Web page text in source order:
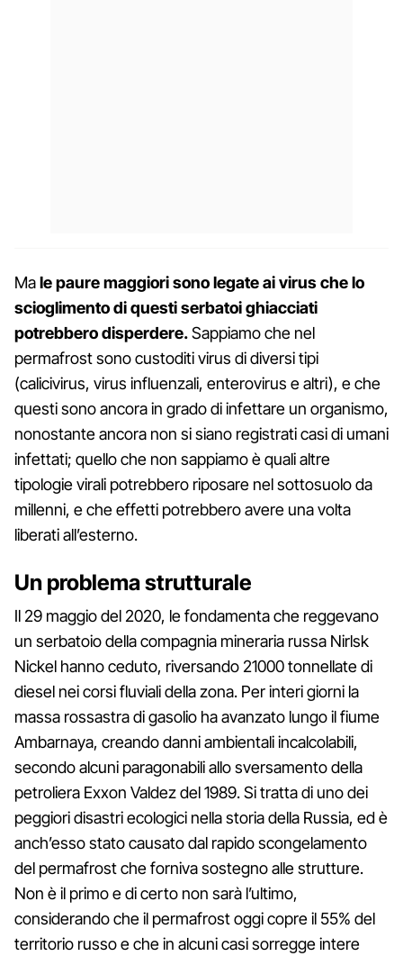
Male paure maggiori sono legate ai virus che lo
scioglimento di questi serbatoi ghiacciati
potrebbero disperdere.Sappiamo che nel
permafrost sono custoditi virus di diversi tipi
(calicivirus, virus influenzali, enterovirus e altri), e che
questi sono ancora in grado di infettare un organismo,
nonostante ancora non si siano registrati casi di umani
infettati; quello che non sappiamo è quali altre
tipologie virali potrebbero riposare nel sottosuolo da
millenni, e che effetti potrebbero avere una volta
liberati all’esterno.
Un problema strutturale
Il 29 maggio del 2020, le fondamenta che reggevano
un serbatoio della compagnia mineraria russa Nirlsk
Nickel hanno ceduto, riversando 21000 tonnellate di
diesel nei corsi fluviali della zona. Per interi giorni la
massa rossastra di gasolio ha avanzato lungo il fiume
Ambarnaya, creando danni ambientali incalcolabili,
secondo alcuni paragonabili allo sversamento della
petroliera Exxon Valdez del 1989. Si tratta di uno dei
peggiori disastri ecologici nella storia della Russia, ed è
anch’esso stato causato dal rapido scongelamento
del permafrost che forniva sostegno alle strutture.
Non è il primo e di certo non sarà l’ultimo,
considerando che il permafrost oggi copre il 55% del
territorio russo e che in alcuni casi sorregge intere